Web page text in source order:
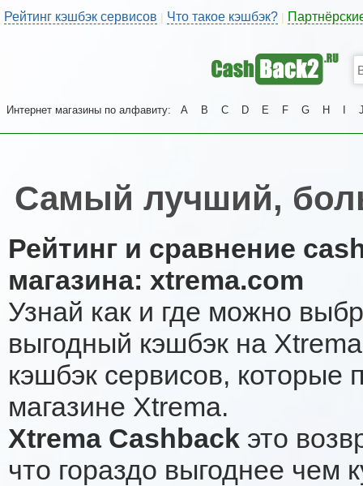
Рейтинг кэшбэк сервисов | Что такое кэшбэк?
Интернет магазины по алфавиту: A B C D E F G H
Самый лучший,
Рейтинг и сравнение
магазина: xtrema.com
Узнай как и где можно
выгодный кэшбэк на
кэшбэк сервисов, которые
магазине Xtrema.
Xtrema Cashback это
что гораздо выгоднее чем